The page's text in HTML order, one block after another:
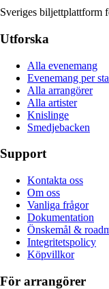
Sveriges biljettplattform
Utforska
Alla evenemang
Evenemang per
Alla arrangörer
Alla artister
Knislinge
Smedjebacken
Support
Kontakta oss
Om oss
Vanliga frågor
Dokumentation
Önskemål &
Integritetspolicy
Köpvillkor
För arrangörer